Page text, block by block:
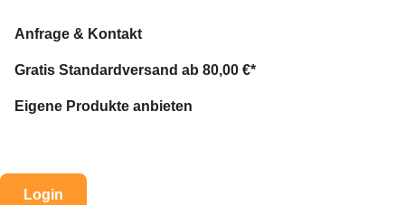
Anfrage & Kontakt
Gratis Standardversand ab 80,00 €*
Eigene Produkte anbieten
Login